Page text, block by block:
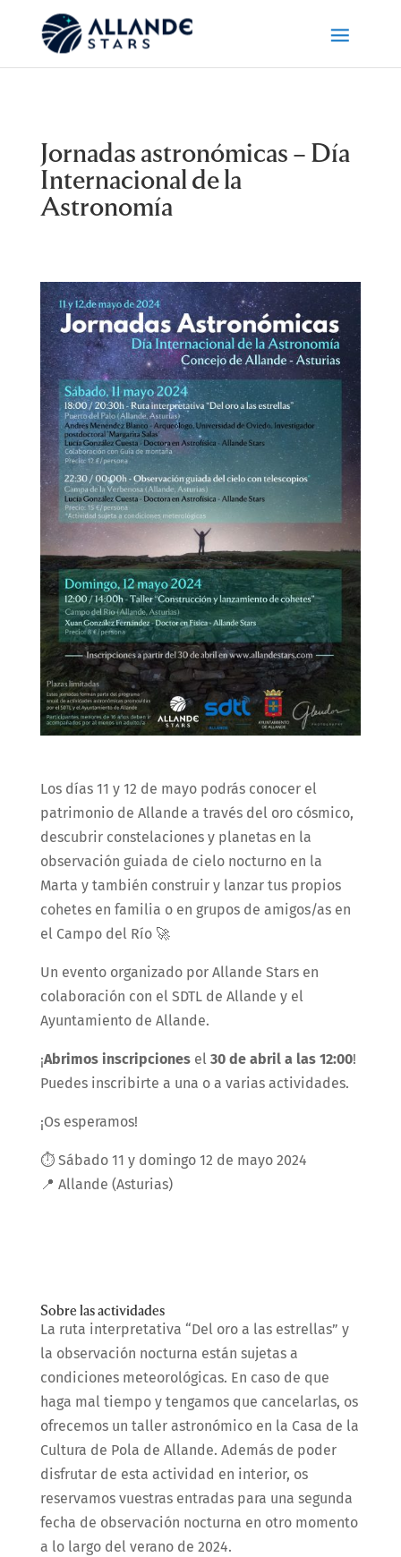
Jornadas astronómicas – Día
Internacional de la
Astronomía
Los días 11 y 12 de mayo podrás conocer el
patrimonio de Allande a través del oro cósmico,
descubrir constelaciones y planetas en la
observación guiada de cielo nocturno en la
Marta y también construir y lanzar tus propios
cohetes en familia o en grupos de amigos/as en
el Campo del Río 🚀
Un evento organizado por Allande Stars en
colaboración con el SDTL de Allande y el
Ayuntamiento de Allande.
¡Abrimos inscripciones el 30 de abril a las 12:00!
Puedes inscribirte a una o a varias actividades.
¡Os esperamos!
⏱️ Sábado 11 y domingo 12 de mayo 2024
📍 Allande (Asturias)
Sobre las actividades
La ruta interpretativa “Del oro a las estrellas” y
la observación nocturna están sujetas a
condiciones meteorológicas. En caso de que
haga mal tiempo y tengamos que cancelarlas, os
ofrecemos un taller astronómico en la Casa de la
Cultura de Pola de Allande. Además de poder
disfrutar de esta actividad en interior, os
reservamos vuestras entradas para una segunda
fecha de observación nocturna en otro momento
a lo largo del verano de 2024.